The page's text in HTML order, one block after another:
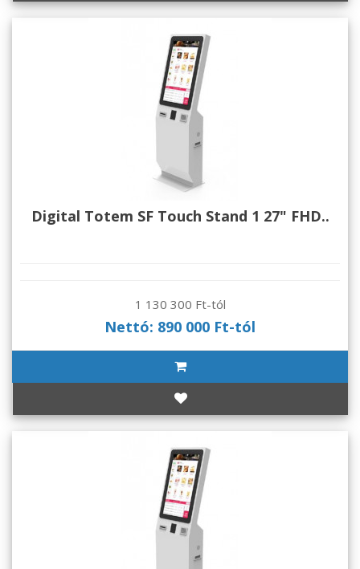
Digital Totem SF Touch Stand 1 27" FHD..
1 130 300 Ft-tól
Nettó: 890 000 Ft-tól